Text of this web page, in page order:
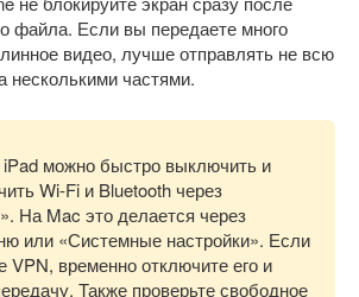
файла. Если вы передаете много
видео, лучше отправлять не всю
несколькими частями.
можно быстро выключить и
Wi-Fi и Bluetooth через
На Mac это делается через
или «Системные настройки». Если
VPN, временно отключите его и
Также проверьте свободное